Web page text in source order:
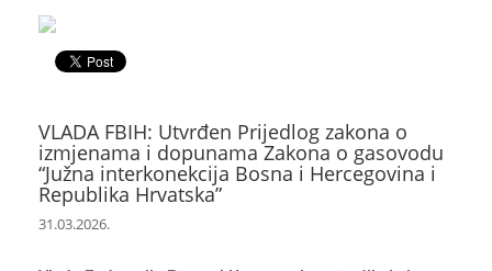
VLADA FBIH: Utvrđen Prijedlog zakona o
izmjenama i dopunama Zakona o gasovodu
“Južna interkonekcija Bosna i Hercegovina i
Republika Hrvatska”
31.03.2026.